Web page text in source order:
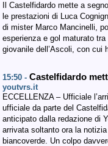
Il Castelfidardo mette a
le prestazioni di Luca
di mister Marco Mancinelli,
esperienza e gol maturato
giovanile dell’Ascoli, con
15:50 - Castelfidardo
youtvrs.it
ECCELLENZA – Ufficiale
ufficiale da parte del
anticipato dalla redazione di
arrivata soltanto ora la
biancoverde. Un colpo